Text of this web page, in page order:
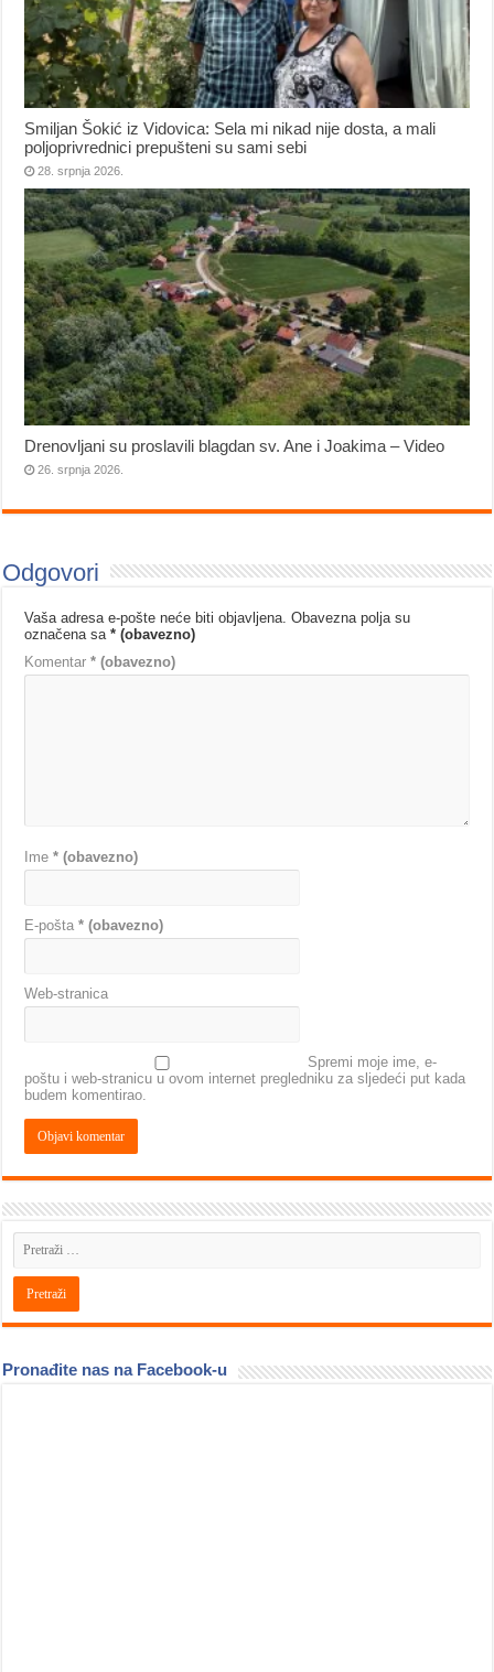
Smiljan Šokić iz Vidovica: Sela mi nikad nije dosta, a mali
poljoprivrednici prepušteni su sami sebi
28. srpnja 2026.
Drenovljani su proslavili blagdan sv. Ane i Joakima – Video
26. srpnja 2026.
Odgovori
Vaša adresa e-pošte neće biti objavljena. Obavezna polja su
označena sa* (obavezno)
Komentar* (obavezno)
Ime* (obavezno)
E-pošta* (obavezno)
Web-stranica
Spremi moje ime, e-
poštu i web-stranicu u ovom internet pregledniku za sljedeći put kada
budem komentirao.
Pronađite nas na Facebook-u